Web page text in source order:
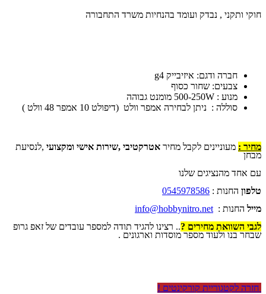
חוקי ותקני , נבדק ועומד בהנחיות משרד התחבורה
חברה ודגם: איזיבייק g4
צבעים: שחור כסוף
מנוע : 500-250W מומנט גבוהה
סוללה : ניתן לבחירה אמפר וולט (דיפולט 10 אמפר 48 וולט )
מחיר : מעוניינים לקבל מחיר אטרקטיבי ,שירות אישי ומקצועי ,לנסיעת
מבחן
עם אחד מהנציגים שלנו
טלפון החנות : 0545978586
מייל החנות : info@hobbynitro.net
לגבי השוואת מחירים ?.. רצינו להגיד תודה למספר עובדים של זאפ גרופ
שבחר בנו ולעוד מספר מוסדות וארגונים .
חזרה לקטגוריית קורקינטים !